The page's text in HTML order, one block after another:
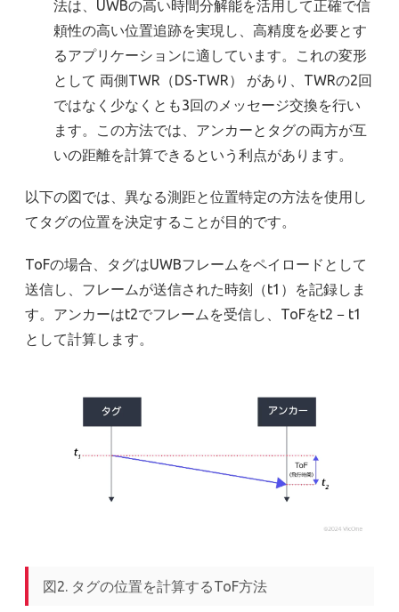
法は、UWBの高い時間分解能を活用して正確で信
頼性の高い位置追跡を実現し、高精度を必要とす
るアプリケーションに適しています。これの変形
として 両側TWR（DS-TWR） があり、TWRの2回
ではなく少なくとも3回のメッセージ交換を行い
ます。この方法では、アンカーとタグの両方が互
いの距離を計算できるという利点があります。
以下の図では、異なる測距と位置特定の方法を使用し
てタグの位置を決定することが目的です。
ToFの場合、タグはUWBフレームをペイロードとして
送信し、フレームが送信された時刻（t1）を記録しま
す。アンカーはt2でフレームを受信し、ToFをt2 − t1
として計算します。
図2. タグの位置を計算するToF方法